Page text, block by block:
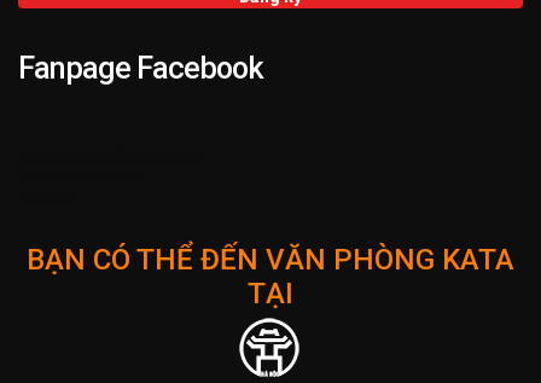
Fanpage Facebook
BẠN CÓ THỂ ĐẾN VĂN PHÒNG KATA
TẠI